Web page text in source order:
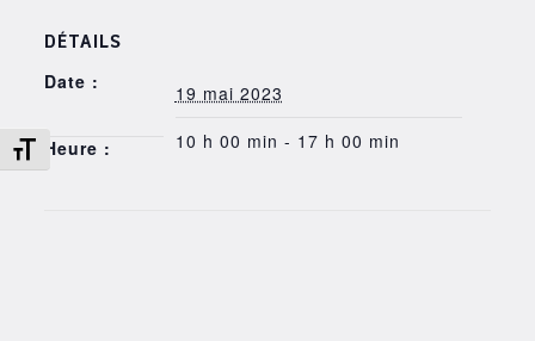
Changer la taille de la police
DÉTAILS
Date : 19 mai 2023
Heure : 10 h 00 min - 17 h 00 min